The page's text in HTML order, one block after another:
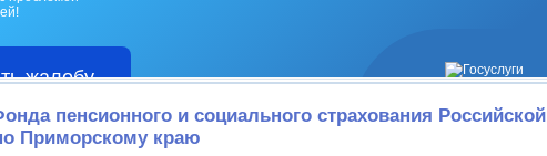
жалобу
пенсионного и социального страхования Российской
Приморскому краю